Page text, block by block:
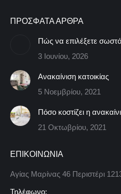
ΠΡΟΣΦΑΤΑ ΑΡΘΡΑ
Πώς να επιλέξετε
3 Ιουνίου, 2026
Ανακαίνιση κατοικίας
5 Νοεμβρίου, 2021
Πόσο κοστίζει η
21 Οκτωβρίου, 2021
ΕΠΙΚΟΙΝΩΝΙΑ
Αγίας Μαρίνας 46 Περιστέρι
Τηλέφωνο: